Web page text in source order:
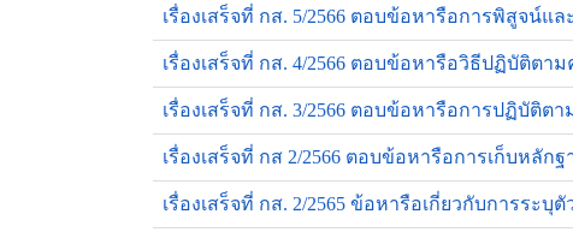
เรื่องเสร็จที่ กส. 5/2566 ตอบข้อหารือการพิสูจน์แ
เรื่องเสร็จที่ กส. 4/2566 ตอบข้อหารือวิธีปฏิบัติต
เรื่องเสร็จที่ กส. 3/2566 ตอบข้อหารือการปฏิบัติ
เรื่องเสร็จที่ กส 2/2566 ตอบข้อหารือการเก็บหลั
เรื่องเสร็จที่ กส. 2/2565 ข้อหารือเกี่ยวกับการร